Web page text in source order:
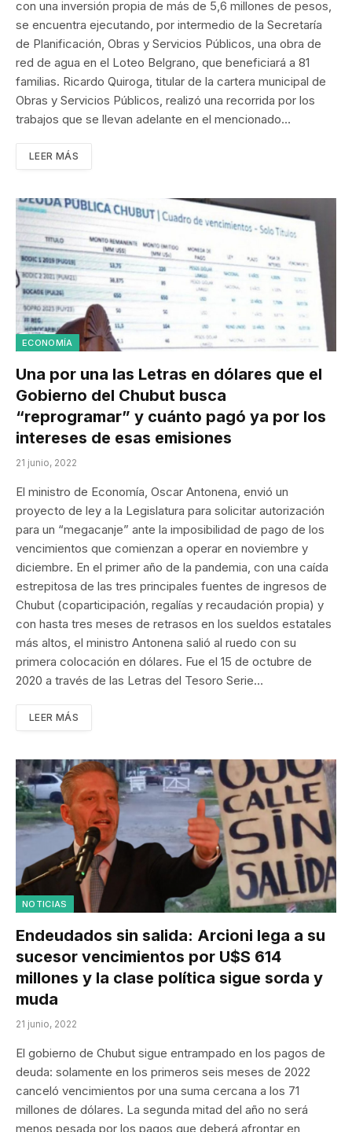
con una inversión propia de más de 5,6 millones de pesos,
se encuentra ejecutando, por intermedio de la Secretaría
de Planificación, Obras y Servicios Públicos, una obra de
red de agua en el Loteo Belgrano, que beneficiará a 81
familias. Ricardo Quiroga, titular de la cartera municipal de
Obras y Servicios Públicos, realizó una recorrida por los
trabajos que se llevan adelante en el mencionado…
LEER MÁS
ECONOMÍA
Una por una las Letras en dólares que el
Gobierno del Chubut busca
“reprogramar” y cuánto pagó ya por los
intereses de esas emisiones
21 junio, 2022
El ministro de Economía, Oscar Antonena, envió un
proyecto de ley a la Legislatura para solicitar autorización
para un “megacanje” ante la imposibilidad de pago de los
vencimientos que comienzan a operar en noviembre y
diciembre. En el primer año de la pandemia, con una caída
estrepitosa de las tres principales fuentes de ingresos de
Chubut (coparticipación, regalías y recaudación propia) y
con hasta tres meses de retrasos en los sueldos estatales
más altos, el ministro Antonena salió al ruedo con su
primera colocación en dólares. Fue el 15 de octubre de
2020 a través de las Letras del Tesoro Serie…
LEER MÁS
NOTICIAS
Endeudados sin salida: Arcioni lega a su
sucesor vencimientos por U$S 614
millones y la clase política sigue sorda y
muda
21 junio, 2022
El gobierno de Chubut sigue entrampado en los pagos de
deuda: solamente en los primeros seis meses de 2022
canceló vencimientos por una suma cercana a los 71
millones de dólares. La segunda mitad del año no será
menos pesada por los pagos que deberá afrontar en